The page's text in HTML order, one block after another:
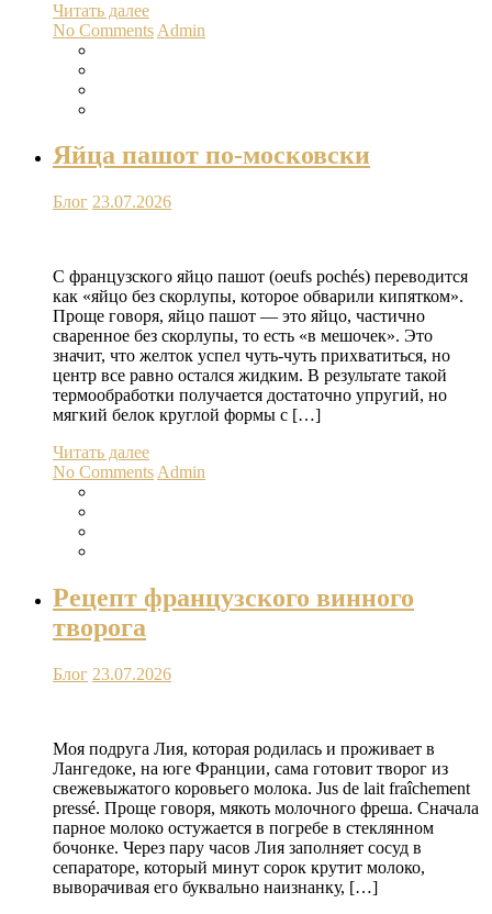
Читать далее
No Comments Admin
Яйца пашот по-московски
Блог 23.07.2026
С французского яйцо пашот (oeufs pochés) переводится
как «яйцо без скорлупы, которое обварили кипятком».
Проще говоря, яйцо пашот — это яйцо, частично
сваренное без скорлупы, то есть «в мешочек». Это
значит, что желток успел чуть-чуть прихватиться, но
центр все равно остался жидким. В результате такой
термообработки получается достаточно упругий, но
мягкий белок круглой формы с […]
Читать далее
No Comments Admin
Рецепт французского винного
творога
Блог 23.07.2026
Моя подруга Лия, которая родилась и проживает в
Лангедоке, на юге Франции, сама готовит творог из
свежевыжатого коровьего молока. Jus de lait fraîchement
pressé. Проще говоря, мякоть молочного фреша. Сначала
парное молоко остужается в погребе в стеклянном
бочонке. Через пару часов Лия заполняет сосуд в
сепараторе, который минут сорок крутит молоко,
выворачивая его буквально наизнанку, […]